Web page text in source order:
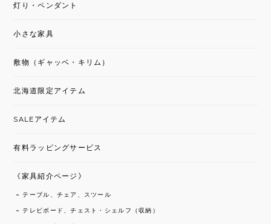
灯り・ペンダント
小さな家具
敷物（ギャッベ・キリム）
北海道限定アイテム
SALEアイテム
有料ラッピングサービス
《家具紹介ページ》
テーブル、チェア、スツール
テレビボード、チェスト・シェルフ（収納）